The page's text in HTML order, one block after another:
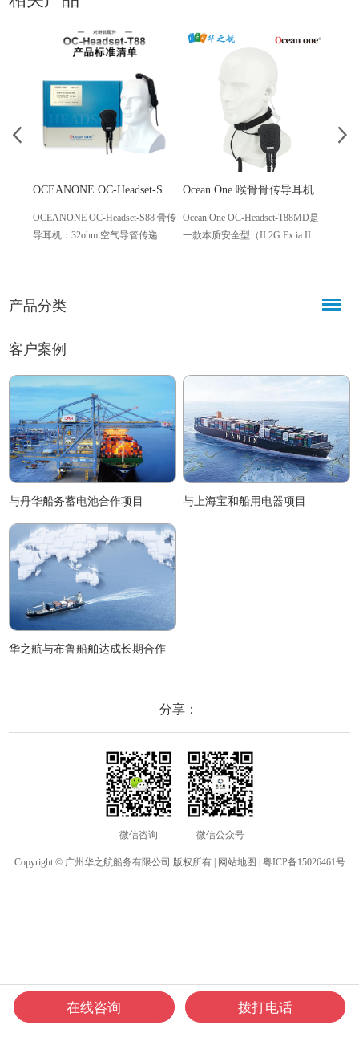
OCEANONE OC-Headset-S88船舶消防员用防爆对讲机头骨耳机
OCEANONE OC-Headset-S88 骨传
导耳机：32ohm 空气导管传递音
事嘈杂作业，通信清晰无干扰
Ocean One 喉骨骨传导耳机 OC-Headset-T88MD
Ocean One OC-Headset-T88MD是
一款本质安全型（II 2G Ex ia IIC
计，
产品分类
客户案例
与丹华船务蓄电池合作项目 与上海宝和船用电器项目
华之航与布鲁船舶达成长期合作
分享：
微信咨询 微信公众号
Copyright © 广州华之航船务有限公司 版权所有 | 网站地图 粤ICP备15026461号
在线咨询 拨打电话